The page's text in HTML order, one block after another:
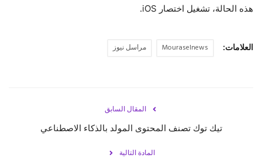
هذه الحالة، تشغيل اختصار iOS.
العلامات: Mouraselnews مراسل نيوز
المقال السابق
تيك توك تصنف المحتوى المولد بالذكاء الاصطناعي
المادة التالية